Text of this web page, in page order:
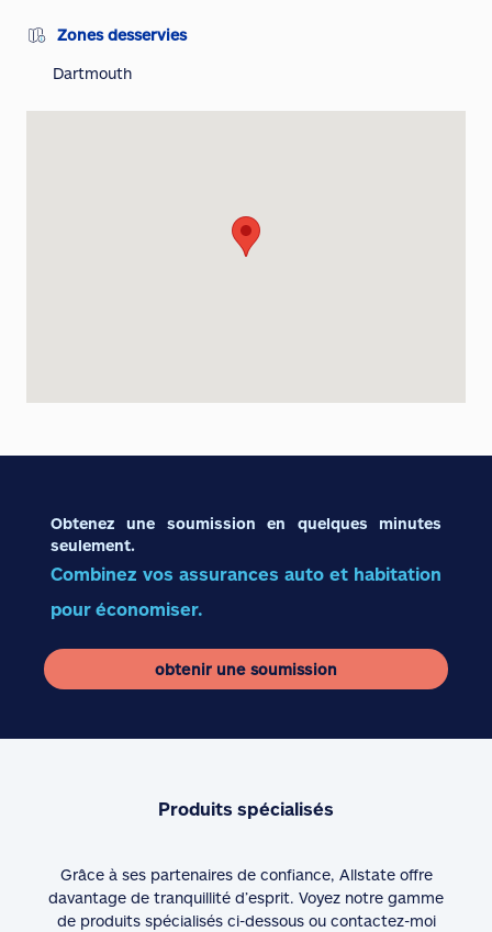
Zones desservies
Dartmouth
Obtenez une soumission en quelques minutes
seulement.
Combinez vos assurances auto et habitation
pour économiser.
obtenir une soumission
Produits spécialisés
Grâce à ses partenaires de confiance, Allstate offre
davantage de tranquillité d’esprit. Voyez notre gamme
de produits spécialisés ci-dessous ou contactez-moi